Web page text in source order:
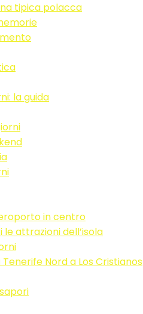
tipica polacca
la guida
in centro
attrazioni dell’isola
Nord a Los Cristianos